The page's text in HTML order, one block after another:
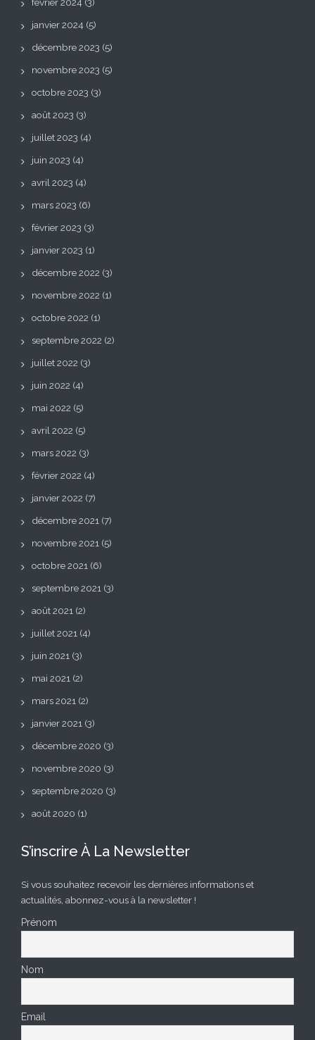
février 2024 (3)
janvier 2024 (5)
décembre 2023 (5)
novembre 2023 (5)
octobre 2023 (3)
août 2023 (3)
juillet 2023 (4)
juin 2023 (4)
avril 2023 (4)
mars 2023 (6)
février 2023 (3)
janvier 2023 (1)
décembre 2022 (3)
novembre 2022 (1)
octobre 2022 (1)
septembre 2022 (2)
juillet 2022 (3)
juin 2022 (4)
mai 2022 (5)
avril 2022 (5)
mars 2022 (3)
février 2022 (4)
janvier 2022 (7)
décembre 2021 (7)
novembre 2021 (5)
octobre 2021 (6)
septembre 2021 (3)
août 2021 (2)
juillet 2021 (4)
juin 2021 (3)
mai 2021 (2)
mars 2021 (2)
janvier 2021 (3)
décembre 2020 (3)
novembre 2020 (3)
septembre 2020 (3)
août 2020 (1)
S’inscrire À La Newsletter
Si vous souhaitez recevoir les dernières informations et
actualités, abonnez-vous à la newsletter !
Prénom
Nom
Email